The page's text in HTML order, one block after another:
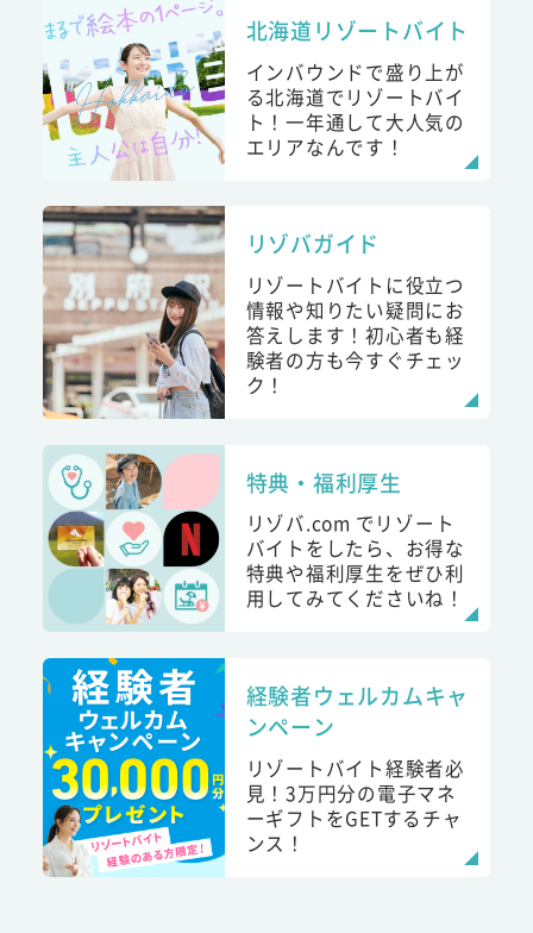
北海道リゾートバイト
インバウンドで盛り上が
る北海道でリゾートバイ
ト！一年通して大人気の
エリアなんです！
リゾバガイド
リゾートバイトに役立つ
情報や知りたい疑問にお
答えします！初心者も経
験者の方も今すぐチェッ
ク！
特典・福利厚生
リゾバ.com でリゾート
バイトをしたら、お得な
特典や福利厚生をぜひ利
用してみてくださいね！
経験者ウェルカムキャ
ンペーン
リゾートバイト経験者必
見！3万円分の電子マネ
ーギフトをGETするチャ
ンス！